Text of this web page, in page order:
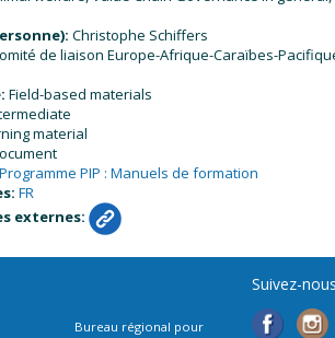
Christophe Schiffers
de liaison Europe-Afrique-Caraïbes-
Field-based materials
material
Programme PIP : Manuels de formation
FR
externes:
Bureau régional pour
Suivez-nous